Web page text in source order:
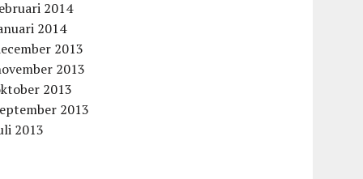
2014
2014
2013
2013
2013
2013
2013